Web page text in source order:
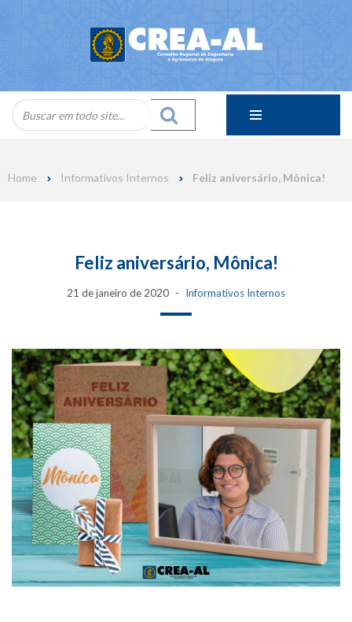
Home Informativos Internos Feliz aniversário, Mônica!
Feliz aniversário, Mônica!
21 de janeiro de 2020 Informativos Internos